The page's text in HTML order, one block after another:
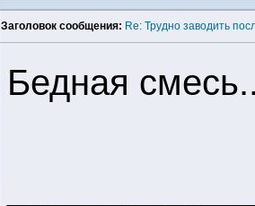
Заголовок сообщения: Re: Трудно заводить
Бедная